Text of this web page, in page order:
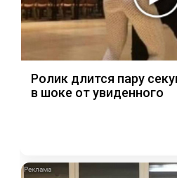
Ролик длится пару
в шоке от увиденного